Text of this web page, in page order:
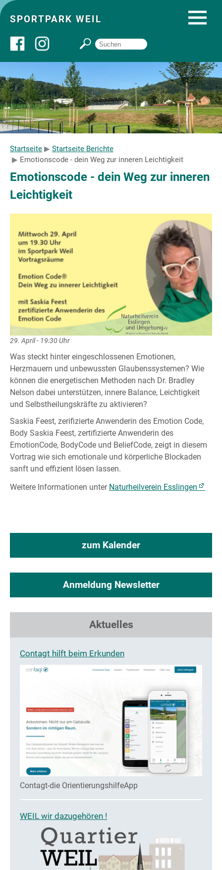
SPORTPARK WEIL
Über uns
Startseite
Angebote
Sozial- und Gruppenräume
Sportpark
Startseite
Startseite Berichte
Emotionscode - dein Weg zur inneren Leichtigkeit
Emotionscode - dein Weg zur inneren
Leichtigkeit
29. April - 19:30 Uhr
Was steckt hinter eingeschlossenen Emotionen,
Herzmauern und unbewussten Glaubenssystemen? Wie
können die energetischen Methoden nach Dr. Bradley
Nelson dabei unterstützen, innere Balance, Leichtigkeit
und Selbstheilungskräfte zu aktivieren?
Saskia Feest, zerifizierte Anwenderin des Emotion Code,
Body Saskia Feest, zertifizierte Anwenderin des
EmotionCode, BodyCode und BeliefCode, zeigt in diesem
Vortrag wie sich emotionale und körperliche Blockaden
sanft und effizient lösen lassen.
Weitere Informationen unter Naturheilverein Esslingen
zum Kalender
Anmeldung Newsletter
Aktuelles
Contagt hilft beim Erkunden
Contagt-die OrientierungshilfeApp
WEIL wir dazugehören !